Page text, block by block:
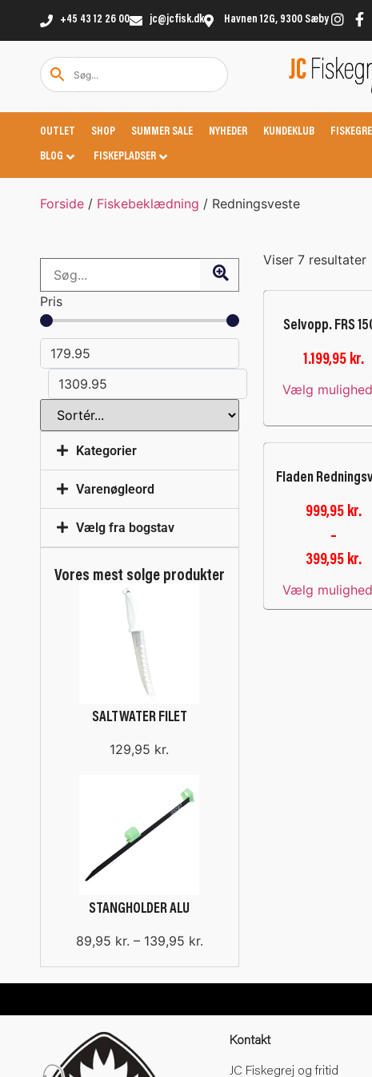
+45 43 12 26 00 jc@jcfisk.dk Havnen 12G, 9300 Sæby
OUTLET SHOP SUMMER SALE NYHEDER KUNDEKLUB
BLOG FISKEPLADSER
Forside / Fiskebeklædning / Redningsveste
Pris
Kategorier
Varenøgleord
Vælg fra bogstav
Vores mest solge produkter
SALTWATER FILET
129,95 kr.
STANGHOLDER ALU
89,95 kr. – 139,95 kr.
Viser 7 resultater
Selvopp. FRS
1.199,95 kr.
Vælg
Fladen
399,95 kr.
–
999,95 kr.
Vælg
Kontakt
JC Fiskegrej og fritid